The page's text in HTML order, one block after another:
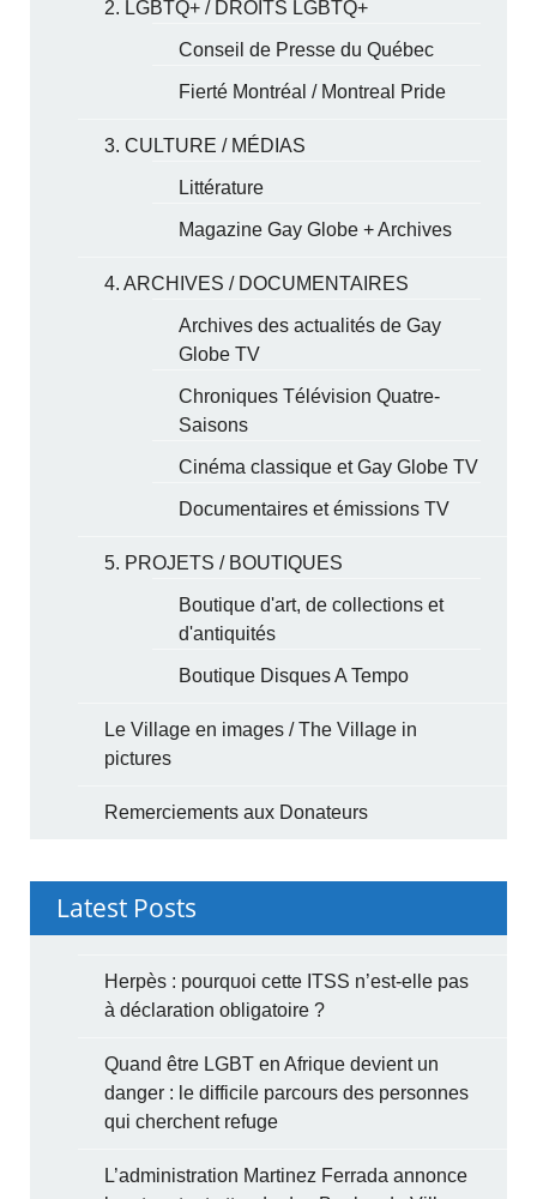
2. LGBTQ+ / DROITS LGBTQ+
Conseil de Presse du Québec
Fierté Montréal / Montreal Pride
3. CULTURE / MÉDIAS
Littérature
Magazine Gay Globe + Archives
4. ARCHIVES / DOCUMENTAIRES
Archives des actualités de Gay
Globe TV
Chroniques Télévision Quatre-
Saisons
Cinéma classique et Gay Globe TV
Documentaires et émissions TV
5. PROJETS / BOUTIQUES
Boutique d'art, de collections et
d'antiquités
Boutique Disques A Tempo
Le Village en images / The Village in
pictures
Remerciements aux Donateurs
Latest Posts
Herpès : pourquoi cette ITSS n’est-elle pas
à déclaration obligatoire ?
Quand être LGBT en Afrique devient un
danger : le difficile parcours des personnes
qui cherchent refuge
L’administration Martinez Ferrada annonce